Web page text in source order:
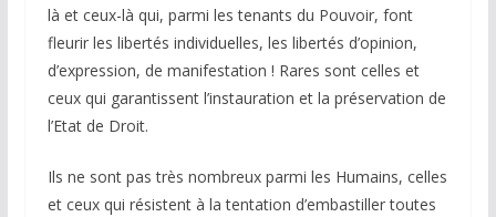
là et ceux-là qui, parmi les tenants du Pouvoir, font
fleurir les libertés individuelles, les libertés d’opinion,
d’expression, de manifestation ! Rares sont celles et
ceux qui garantissent l’instauration et la préservation de
l’Etat de Droit.
Ils ne sont pas très nombreux parmi les Humains, celles
et ceux qui résistent à la tentation d’embastiller toutes